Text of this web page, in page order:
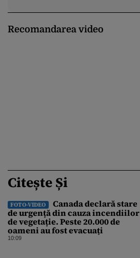
Recomandarea video
Citește Și
FOTO-VIDEO
Canada declară stare
de urgență din cauza incendiilor
de vegetație. Peste 20.000 de
oameni au fost evacuați
10:09